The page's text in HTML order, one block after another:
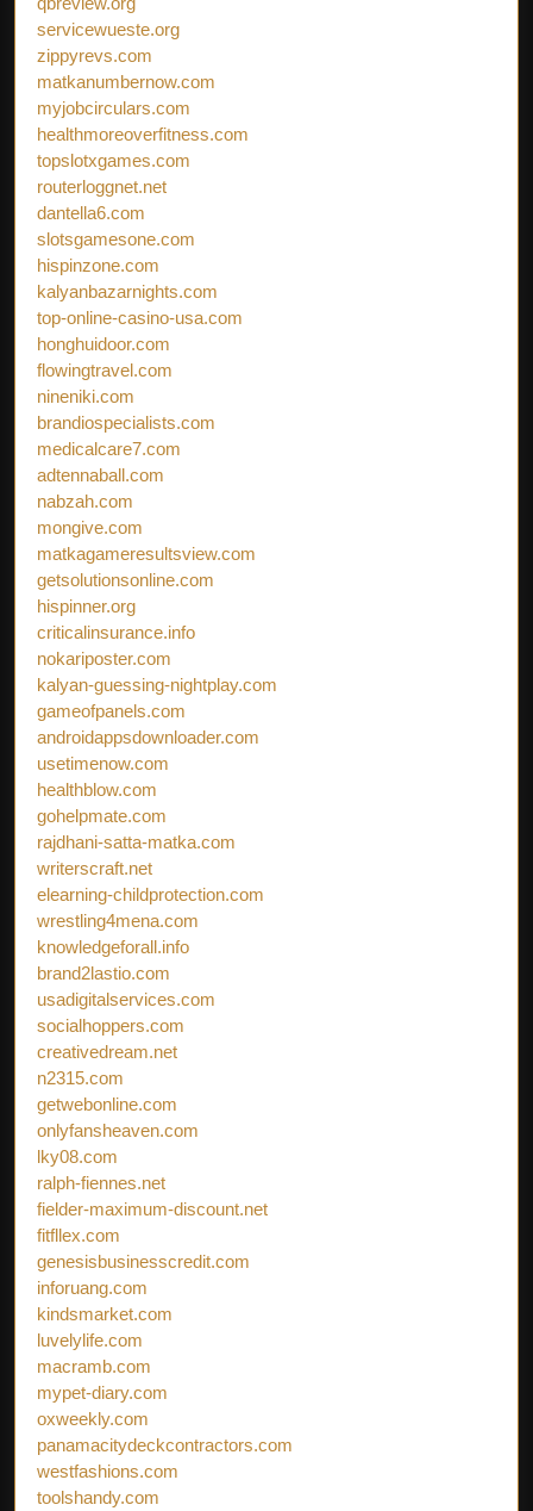
servicewueste.org
zippyrevs.com
matkanumbernow.com
myjobcirculars.com
healthmoreoverfitness.com
topslotxgames.com
routerloggnet.net
dantella6.com
slotsgamesone.com
hispinzone.com
kalyanbazarnights.com
top-online-casino-usa.com
honghuidoor.com
flowingtravel.com
nineniki.com
brandiospecialists.com
medicalcare7.com
adtennaball.com
nabzah.com
mongive.com
matkagameresultsview.com
getsolutionsonline.com
hispinner.org
criticalinsurance.info
nokariposter.com
kalyan-guessing-nightplay.com
gameofpanels.com
androidappsdownloader.com
usetimenow.com
healthblow.com
gohelpmate.com
rajdhani-satta-matka.com
writerscraft.net
elearning-childprotection.com
wrestling4mena.com
knowledgeforall.info
brand2lastio.com
usadigitalservices.com
socialhoppers.com
creativedream.net
n2315.com
getwebonline.com
onlyfansheaven.com
lky08.com
ralph-fiennes.net
fielder-maximum-discount.net
fitfllex.com
genesisbusinesscredit.com
inforuang.com
kindsmarket.com
luvelylife.com
macramb.com
mypet-diary.com
oxweekly.com
panamacitydeckcontractors.com
westfashions.com
toolshandy.com